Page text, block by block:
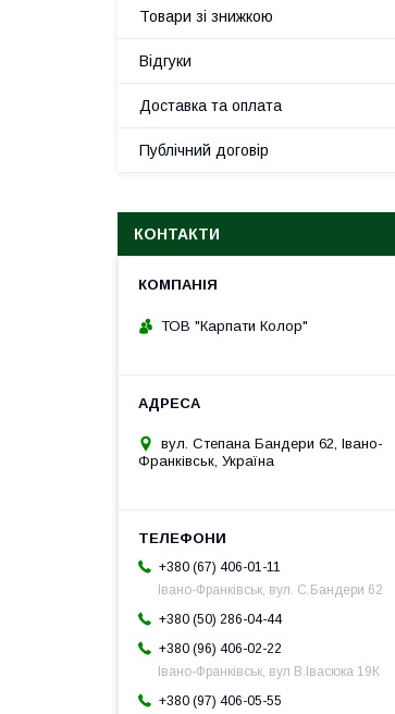
Товари зі знижкою
Відгуки
Доставка та оплата
Публічний договір
КОНТАКТИ
ТОВ "Карпати Колор"
вул. Степана Бандери 62, Івано-
Франківськ, Україна
+380 (67) 406-01-11
Івано-Франківськ, вул. С.Бандери 62
+380 (50) 286-04-44
+380 (96) 406-02-22
Івано-Франківськ, вул В.Івасюка 19К
+380 (97) 406-05-55